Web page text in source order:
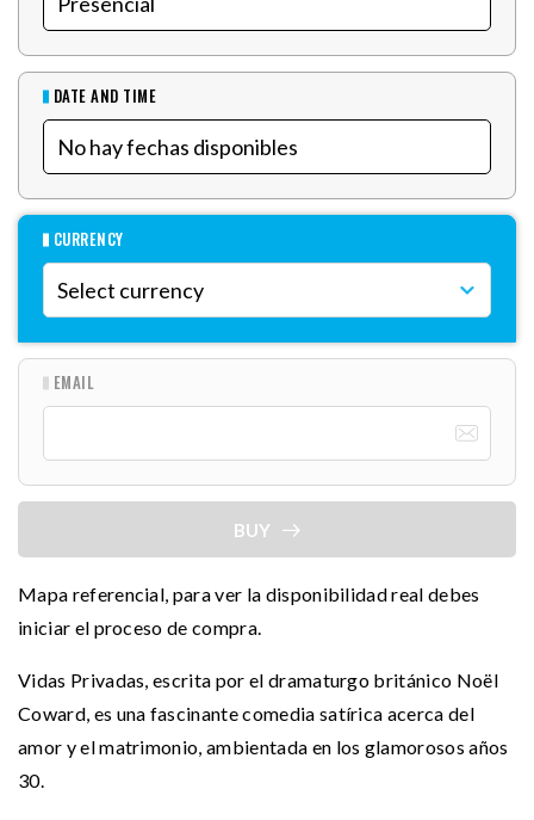
DATE AND TIME
CURRENCY
EMAIL
BUY
Mapa referencial, para ver la disponibilidad real debes
iniciar el proceso de compra.
Vidas Privadas, escrita por el dramaturgo británico Noël
Coward, es una fascinante comedia satírica acerca del
amor y el matrimonio, ambientada en los glamorosos años
30.